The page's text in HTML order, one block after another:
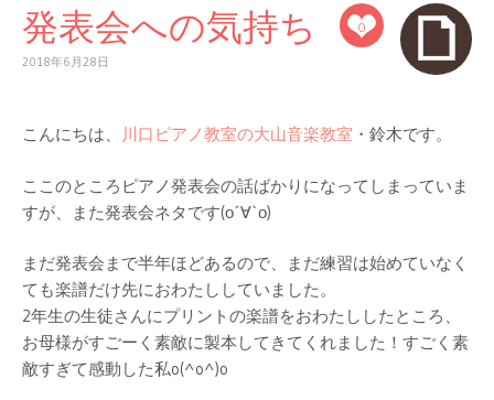
0
発表会への気持ち
2018年6月28日
こんにちは、 川口ピアノ教室の大山音楽教室 ・鈴木です。
ここのところピアノ発表会の話ばかりになってしまっていま
すが、また発表会ネタです(о´∀`о)
まだ発表会まで半年ほどあるので、まだ練習は始めていなく
ても楽譜だけ先におわたししていました。
2年生の生徒さんにプリントの楽譜をおわたししたところ、
お母様がすごーく素敵に製本してきてくれました！すごく素
敵すぎて感動した私o(^o^)o